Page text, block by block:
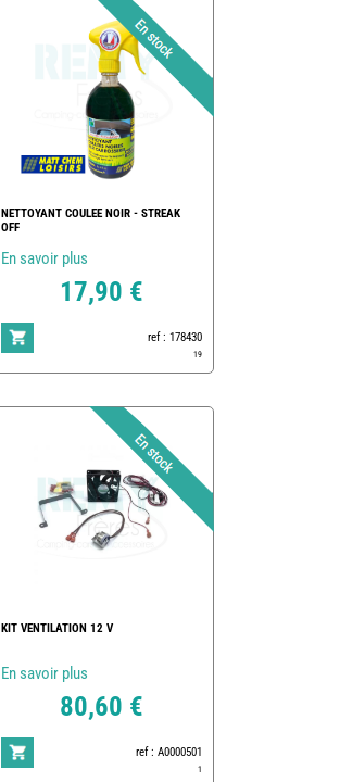
NETTOYANT COULEE NOIR - STREAK
OFF
En savoir plus
17,90 €
ref : 178430
19
KIT VENTILATION 12 V
En savoir plus
80,60 €
ref : A0000501
1